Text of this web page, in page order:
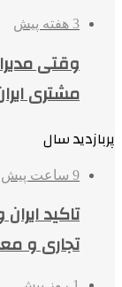
3 هفته پیش
وقتی
مشتری
پربازدید سال
9 ساعت پیش
تاکید
تجاری و